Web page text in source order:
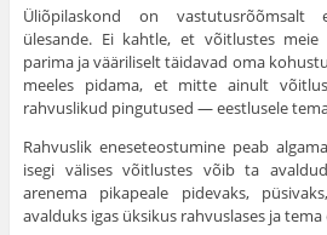
Üliõpilaskond on vastutusrõõmsalt
ülesande. Ei kahtle, et võitlustes
parima ja vääriliselt täidavad oma
meeles pidama, et mitte ainult
rahvuslikud pingutused — eestlusele
Rahvuslik eneseteostumine peab
isegi välises võitlus­tes võib ta
arenema pikapeale pidevaks,
avalduks igas üksi­kus rahvuslases ja tema